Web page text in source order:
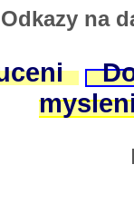
Odkazy na